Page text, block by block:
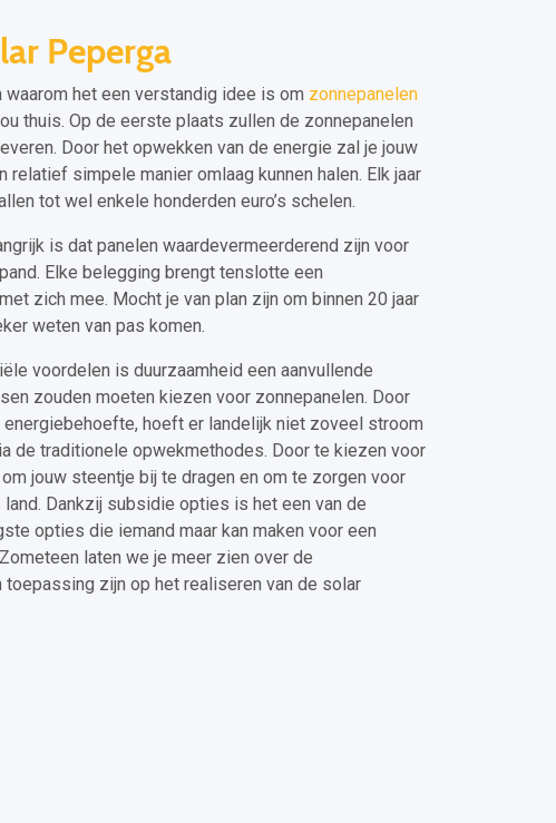
Peperga
waarom het een verstandig idee is om zonnepanelen
thuis. Op de eerste plaats zullen de zonnepanelen
Door het opwekken van de energie zal je jouw
relatief simpele manier omlaag kunnen halen. Elk jaar
tot wel enkele honderden euro’s schelen.
is dat panelen waardevermeerderend zijn voor
Elke belegging brengt tenslotte een
zich mee. Mocht je van plan zijn om binnen 20 jaar
weten van pas komen.
voordelen is duurzaamheid een aanvullende
zouden moeten kiezen voor zonnepanelen. Door
hoeft er landelijk niet zoveel stroom
de traditionele opwekmethodes. Door te kiezen voor
jouw steentje bij te dragen en om te zorgen voor
Dankzij subsidie opties is het een van de
opties die iemand maar kan maken voor een
laten we je meer zien over de
zijn op het realiseren van de solar